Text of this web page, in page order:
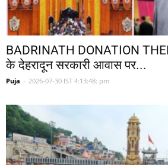
BADRINATH DONATION
के देहरादून सरकारी आवास पर...
Puja - 2026-07-30 IST 4:13:48: pm